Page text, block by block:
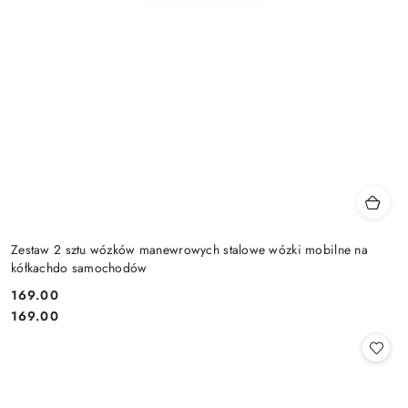
Zestaw 2 sztu wózków manewrowych stalowe wózki mobilne na
kółkachdo samochodów
Cena:
169.00
Cena:
169.00